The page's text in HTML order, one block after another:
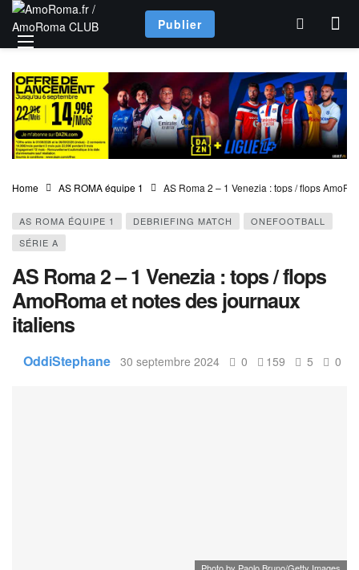
Publier
Home AS ROMA équipe 1 AS Roma 2 – 1 Venezia : tops / flops
AS ROMA ÉQUIPE 1 DEBRIEFING MATCH
ONEFOOTBALL
SÉRIE A
AS Roma 2 – 1 Venezia : tops / flops
AmoRoma et notes des journaux
italiens
OddiStephane 30 septembre 2024 0 159 5 0